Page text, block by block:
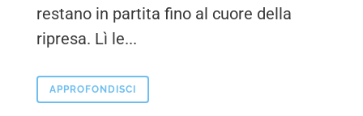
restano in partita fino al cuore della
ripresa. Lì le...
APPROFONDISCI